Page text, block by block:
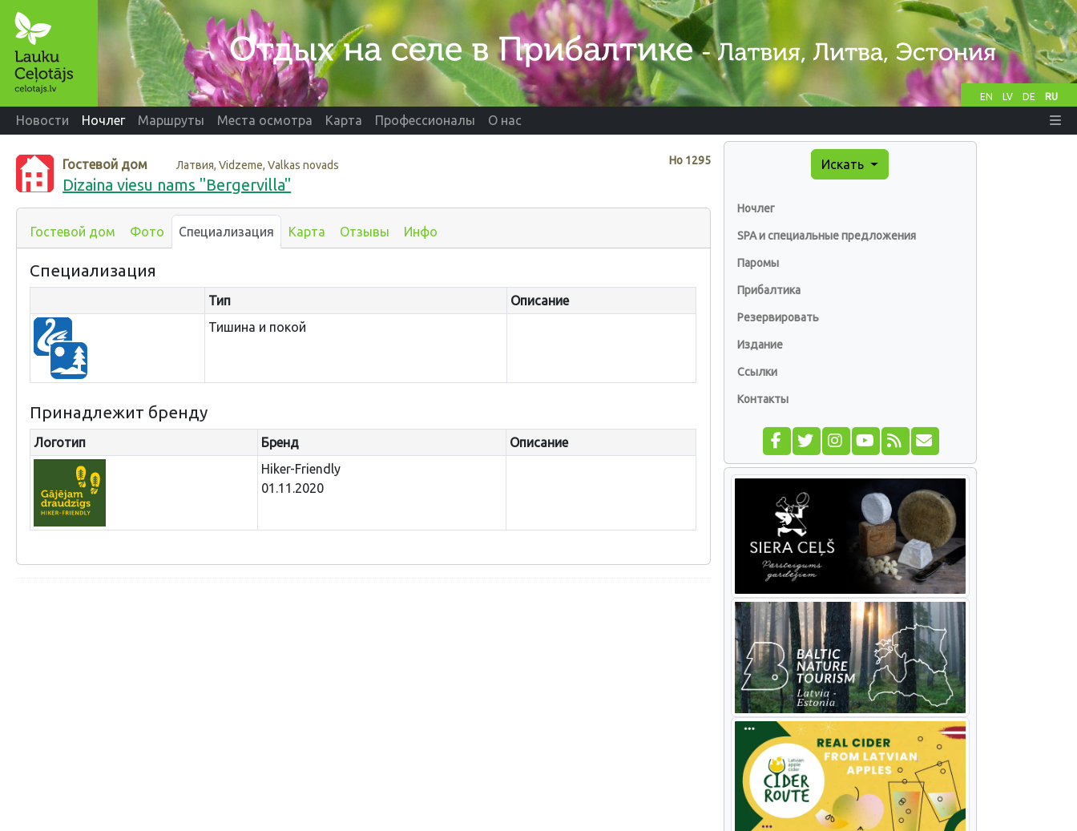
EN LV DE RU
Новости Ночлег Маршруты Места осмотра Карта Профессионалы О нас
Нo 1295
Гостевой дом Латвия, Vidzeme, Valkas novads
Dizaina viesu nams "Bergervilla"
Гостевой дом Фото Специализация Карта Отзывы Инфо
Специализация
Тип
Описание
Тишина и покой
Принадлежит бренду
Логотип Бренд
Описание
Hiker-Friendly
01.11.2020
Искать
Ночлег
SPA и специальные предложения
Паромы
Прибалтика
Резервировать
Издание
Ссылки
Контакты